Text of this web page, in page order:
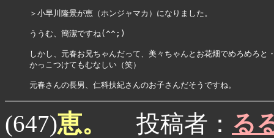
＞小早川隆景が恵（ホンジャマカ）になりました。
ううむ、簡潔ですね(^^;)
しかし、元春お兄ちゃんだって、美々ちゃんとお花畑でめろめろと
かっこつけてもむなしい（笑）
(647)恵。 投稿者： る